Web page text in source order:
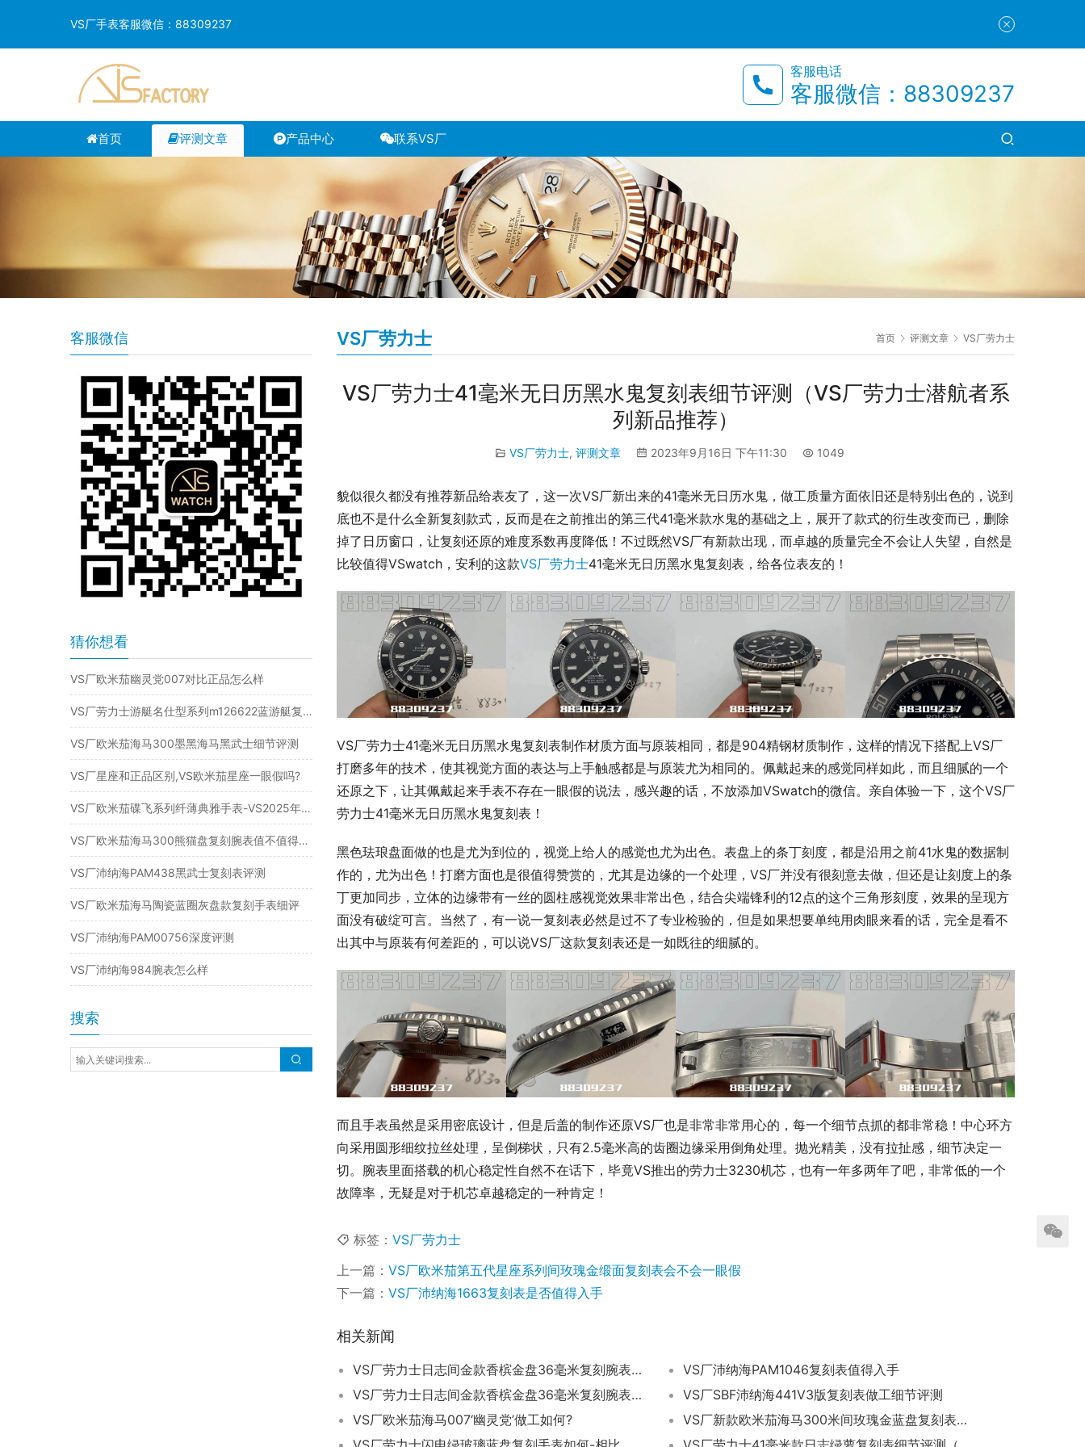
客服电话
客服微信：88309237
首页 评测文章 产品中心 联系VS厂
首页 评测文章 VS厂劳力士
VS厂劳力士
VS厂劳力士41毫米无日历黑水鬼复刻表细节评测（VS厂劳力士潜航者系
列新品推荐）
VS厂劳力士, 评测文章 2023年9月16日 下午11:30 1049
貌似很久都没有推荐新品给表友了，这一次VS厂新出来的41毫米无日历水鬼，做工质量方面依旧还是特别出色的，说到
底也不是什么全新复刻款式，反而是在之前推出的第三代41毫米款水鬼的基础之上，展开了款式的衍生改变而已，删除
掉了日历窗口，让复刻还原的难度系数再度降低！不过既然VS厂有新款出现，而卓越的质量完全不会让人失望，自然是
比较值得VSwatch，安利的这款VS厂劳力士41毫米无日历黑水鬼复刻表，给各位表友的！
VS厂劳力士41毫米无日历黑水鬼复刻表制作材质方面与原装相同，都是904精钢材质制作，这样的情况下搭配上VS厂
打磨多年的技术，使其视觉方面的表达与上手触感都是与原装尤为相同的。佩戴起来的感觉同样如此，而且细腻的一个
还原之下，让其佩戴起来手表不存在一眼假的说法，感兴趣的话，不放添加VSwatch的微信。亲自体验一下，这个VS厂
劳力士41毫米无日历黑水鬼复刻表！
黑色珐琅盘面做的也是尤为到位的，视觉上给人的感觉也尤为出色。表盘上的条丁刻度，都是沿用之前41水鬼的数据制
作的，尤为出色！打磨方面也是很值得赞赏的，尤其是边缘的一个处理，VS厂并没有很刻意去做，但还是让刻度上的条
丁更加同步，立体的边缘带有一丝的圆柱感视觉效果非常出色，结合尖端锋利的12点的这个三角形刻度，效果的呈现方
面没有破绽可言。当然了，有一说一复刻表必然是过不了专业检验的，但是如果想要单纯用肉眼来看的话，完全是看不
出其中与原装有何差距的，可以说VS厂这款复刻表还是一如既往的细腻的。
而且手表虽然是采用密底设计，但是后盖的制作还原VS厂也是非常非常用心的，每一个细节点抓的都非常稳！中心环方
向采用圆形细纹拉丝处理，呈倒梯状，只有2.5毫米高的齿圈边缘采用倒角处理。抛光精美，没有拉扯感，细节决定一
切。腕表里面搭载的机心稳定性自然不在话下，毕竟VS推出的劳力士3230机芯，也有一年多两年了吧，非常低的一个
故障率，无疑是对于机芯卓越稳定的一种肯定！
标签： VS厂劳力士
上一篇： VS厂欧米茄第五代星座系列间玫瑰金缎面复刻表会不会一眼假
下一篇： VS厂沛纳海1663复刻表是否值得入手
相关新闻
VS厂劳力士日志间金款香槟金盘36毫米复刻腕表是否一眼假
VS厂沛纳海PAM1046复刻表值得入手
VS厂劳力士日志间金款香槟金盘36毫米复刻腕表值不值得入手
VS厂SBF沛纳海441V3版复刻表做工细节评测
VS厂欧米茄海马007‘幽灵党’做工如何?
VS厂新款欧米茄海马300米间玫瑰金蓝盘复刻表测评
客服微信
猜你想看
VS厂欧米茄幽灵党007对比正品怎么样
VS厂劳力士游艇名仕型系列m126622蓝游艇复刻表是否值得入手-VS手表怎么样
VS厂欧米茄海马300墨黑海马黑武士细节评测
VS厂星座和正品区别,VS欧米茄星座一眼假吗?
VS厂欧米茄碟飞系列纤薄典雅手表-VS2025年新品复刻表
VS厂欧米茄海马300熊猫盘复刻腕表值不值得入手
VS厂沛纳海PAM438黑武士复刻表评测
VS厂欧米茄海马陶瓷蓝圈灰盘款复刻手表细评
VS厂沛纳海PAM00756深度评测
VS厂沛纳海984腕表怎么样
搜索
VS厂手表客服微信：88309237